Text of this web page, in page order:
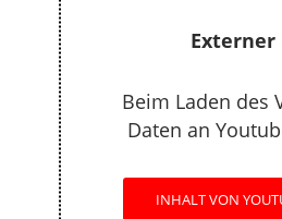
Beim Laden des
Daten an
INHALT VON